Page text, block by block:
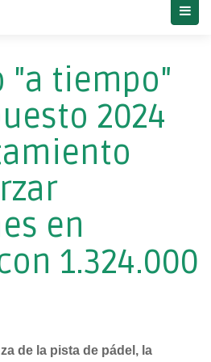
"a tiempo"
2024
en
1.324.000
de la pista de pádel, la